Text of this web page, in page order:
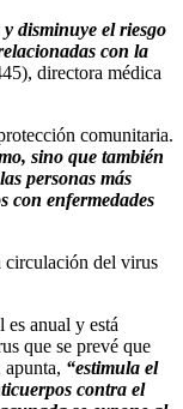
disminuye el riesgo
con la
directora médica
comunitaria.
sino que también
personas más
con enfermedades
circulación del virus
anual y está
que se prevé que
“estimula el
contra el